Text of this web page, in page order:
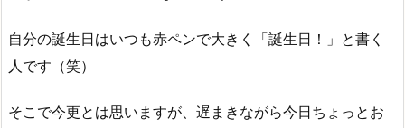
自分の誕生日はいつも赤ペンで大きく「誕生日！」と書く
人です（笑）
そこで今更とは思いますが、遅まきながら今日ちょっとお